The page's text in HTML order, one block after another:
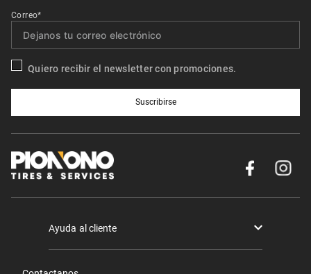
Correo*
Quiero recibir el newsletter con promociones.
Suscribirse
Ayuda al cliente